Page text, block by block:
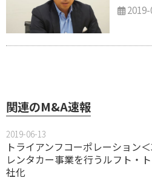
2019-
関連のM&A速報
2019-06-13
トライアンフコーポレーション
レンタカー事業を行うルフト・
社化